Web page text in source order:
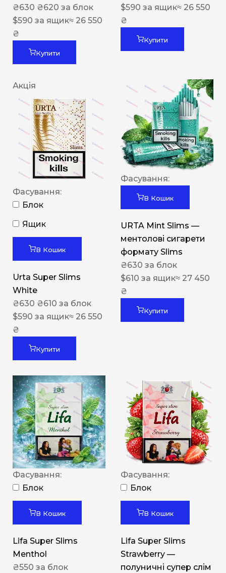
₴630 ₴620 за блок
$590 за ящик≈ 26 550
₴
Купити
$590 за ящик≈ 26 550
₴
Купити
Акція
Фасування:
Блок
Ящик
В Кошик
Urta Super Slims
White
₴630 ₴610 за блок
$590 за ящик≈ 26 550
₴
Купити
Фасування:
В Кошик
URTA Mint Slims —
ментолові сигарети
формату Slims
₴630 за блок
$610 за ящик≈ 27 450
₴
Купити
Фасування:
Блок
В Кошик
Lifa Super Slims
Menthol
₴550 за блок
Фасування:
Блок
В Кошик
Lifa Super Slims
Strawberry —
полуничні супер слім